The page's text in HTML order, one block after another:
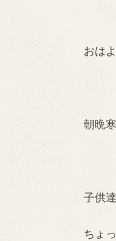
おは
朝晩
子供
ちょ